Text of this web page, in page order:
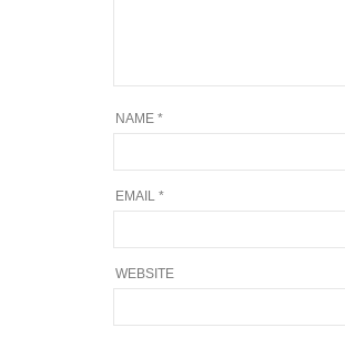
NAME *
EMAIL *
WEBSITE